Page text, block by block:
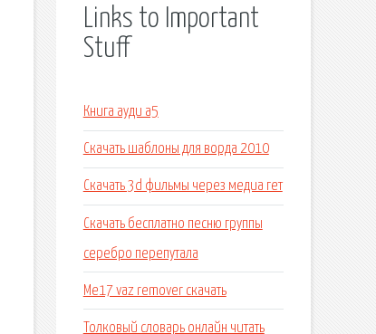
Links to Important
Stuff
Книга ауди а5
Скачать шаблоны для ворда 2010
Скачать 3d фильмы через медиа гет
Скачать бесплатно песню группы
серебро перепутала
Ме17 vaz remover скачать
Толковый словарь онлайн читать